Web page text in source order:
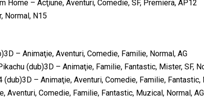
Home – Acţiune, Aventuri, Comedie, SF, Premiera, AP12
Normal, N15
– Animaţie, Aventuri, Comedie, Familie, Normal, AG
(dub)3D – Animaţie, Familie, Fantastic, Mister, SF,
– Animaţie, Aventuri, Comedie, Familie, Fantastic,
Aventuri, Comedie, Familie, Fantastic, Muzical, Normal, AG